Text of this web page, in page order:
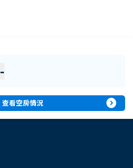
-
查看空房情況 expand_circle_right